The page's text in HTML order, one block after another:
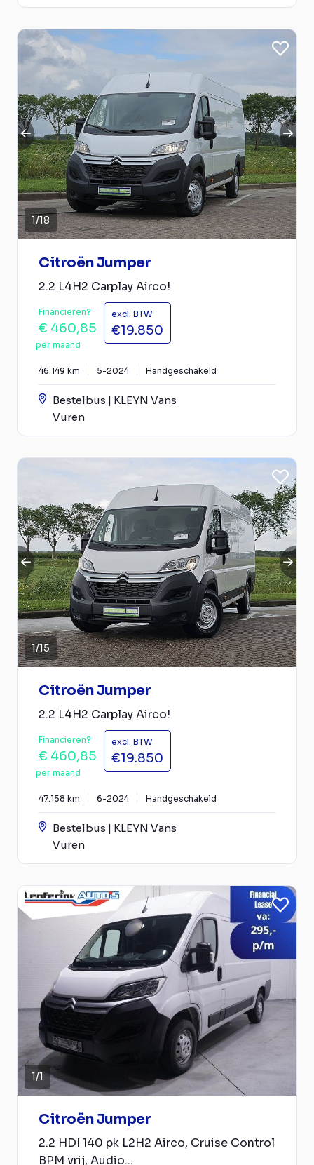
1/18
Citroën Jumper
2.2 L4H2 Carplay Airco!
Financieren?
€ 460,85
per maand
excl. BTW
€19.850
46.149 km 5-2024 Handgeschakeld
Bestelbus | KLEYN Vans
Vuren
1/15
Citroën Jumper
2.2 L4H2 Carplay Airco!
Financieren?
€ 460,85
per maand
excl. BTW
€19.850
47.158 km 6-2024 Handgeschakeld
Bestelbus | KLEYN Vans
Vuren
1/1
Citroën Jumper
2.2 HDI 140 pk L2H2 Airco, Cruise Control
BPM vrij, Audio...